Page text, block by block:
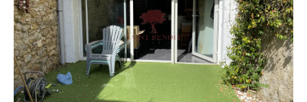
Budget
Budget
Surface
Surface